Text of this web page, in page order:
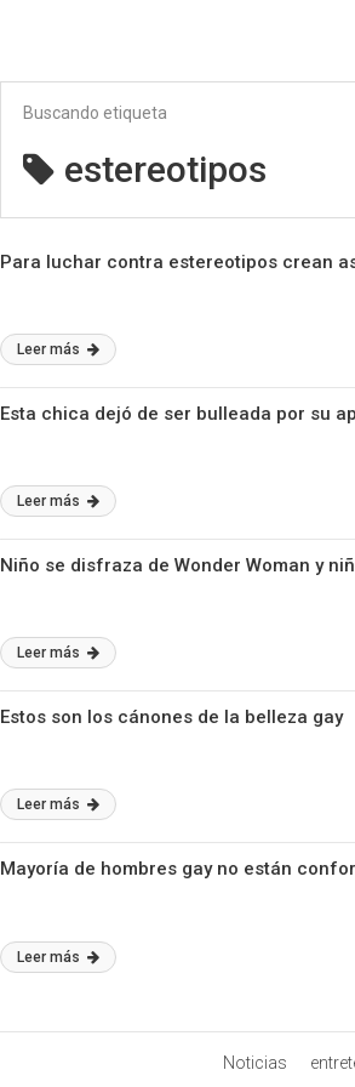
Buscando etiqueta
estereotipos
Para luchar contra estereotipos crean
Leer más
Esta chica dejó de ser bulleada por su
Leer más
Niño se disfraza de Wonder Woman y
Leer más
Estos son los cánones de la belleza gay
Leer más
Mayoría de hombres gay no están
Leer más
Noticias